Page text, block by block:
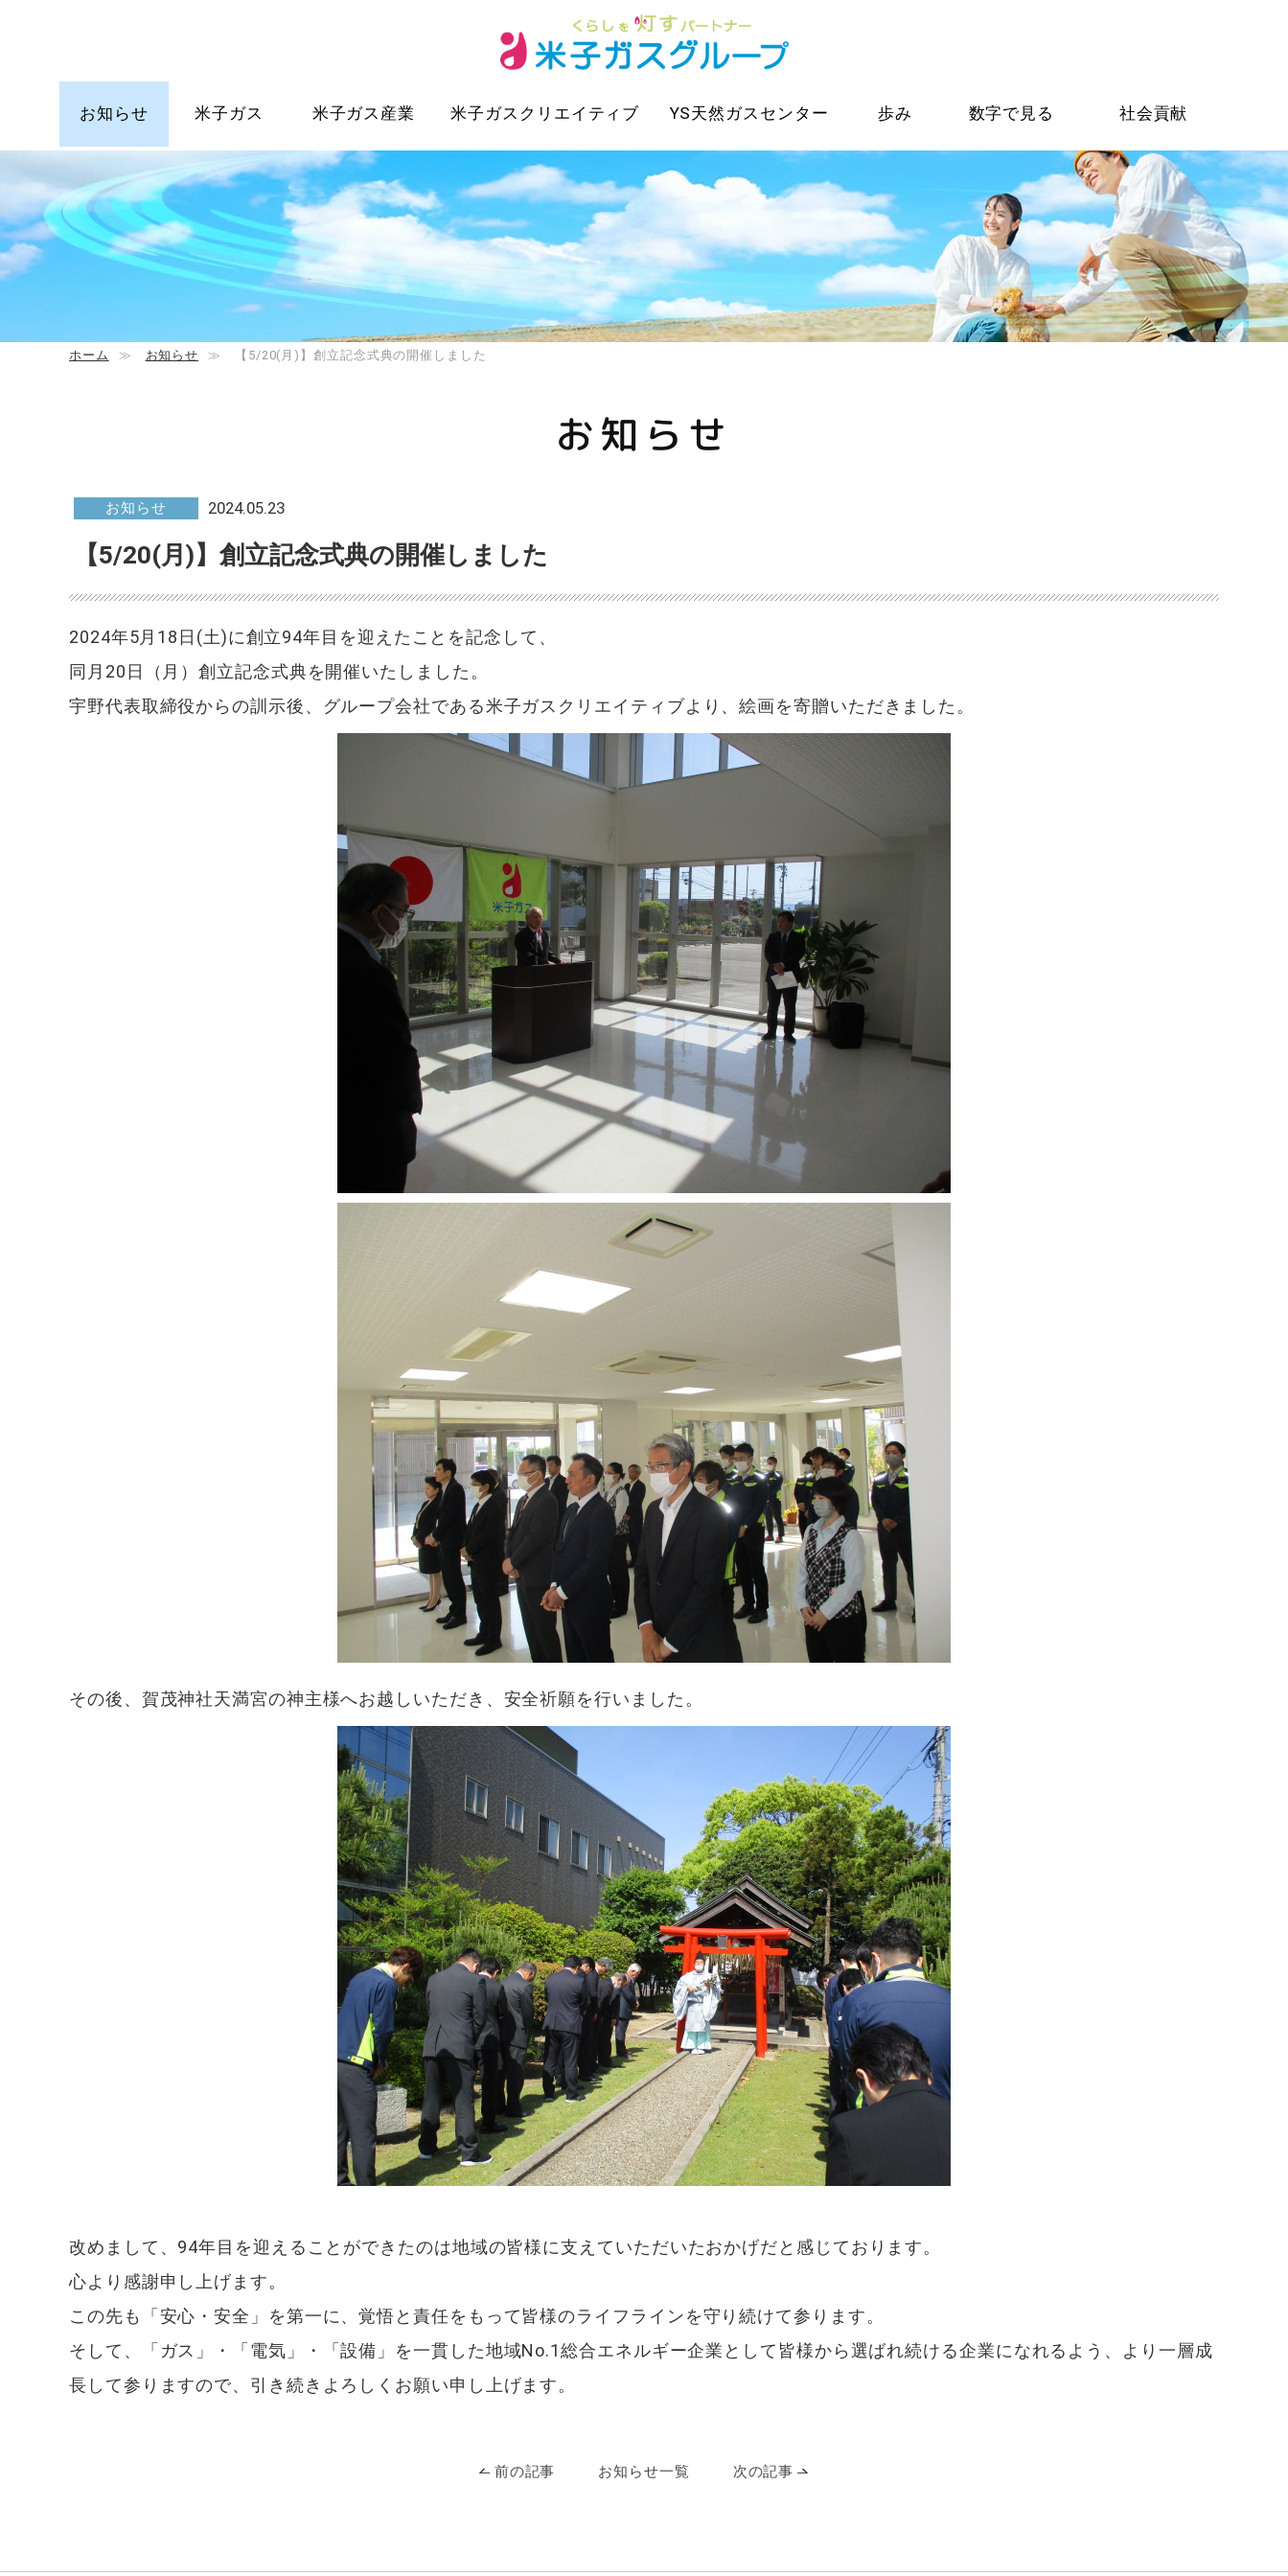
お知らせ 米子ガス 米子ガス産業 米子ガスクリエイティブ YS天然ガスセンター 歩み 数字で見る 社会貢献
ホーム ≫ お知らせ ≫ 【5/20(月)】創立記念式典の開催しました
お知らせ
お知らせ 2024.05.23
【5/20(月)】創立記念式典の開催しました
2024年5月18日(土)に創立94年目を迎えたことを記念して、
同月20日（月）創立記念式典を開催いたしました。
宇野代表取締役からの訓示後、グループ会社である米子ガスクリエイティブより、絵画を寄贈いただきました。
その後、賀茂神社天満宮の神主様へお越しいただき、安全祈願を行いました。
改めまして、94年目を迎えることができたのは地域の皆様に支えていただいたおかげだと感じております。
心より感謝申し上げます。
この先も「安心・安全」を第一に、覚悟と責任をもって皆様のライフラインを守り続けて参ります。
そして、「ガス」・「電気」・「設備」を一貫した地域No.1総合エネルギー企業として皆様から選ばれ続ける企業になれるよう、より一層成
長して参りますので、引き続きよろしくお願い申し上げます。
前の記事 お知らせ一覧 次の記事